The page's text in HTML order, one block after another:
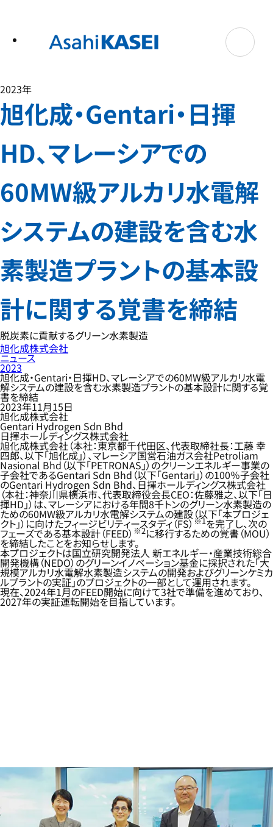
2023年
旭化成・Gentari・日揮
HD、マレーシアでの
60MW級アルカリ水電解
システムの建設を含む水
素製造プラントの基本設
計に関する覚書を締結
脱炭素に貢献するグリーン水素製造
旭化成株式会社
ニュース
2023
旭化成・Gentari・日揮HD、マレーシアでの60MW級アルカリ水電
解システムの建設を含む水素製造プラントの基本設計に関する覚
書を締結
2023年11月15日
旭化成株式会社
Gentari Hydrogen Sdn Bhd
日揮ホールディングス株式会社
旭化成株式会社（本社：東京都千代田区、代表取締社長：工藤 幸
四郎、以下「旭化成」）、マレーシア国営石油ガス会社Petroliam
Nasional Bhd（以下「PETRONAS」）のクリーンエネルギー事業の
子会社であるGentari Sdn Bhd（以下「Gentari」）の100％子会社
のGentari Hydrogen Sdn Bhd、日揮ホールディングス株式会社
（本社：神奈川県横浜市、代表取締役会長CEO：佐藤雅之、以下「日
揮HD」）は、マレーシアにおける年間8千トンのグリーン水素製造の
ための60MW級アルカリ水電解システムの建設（以下「本プロジェ
クト」）に向けたフィージビリティースタディ（FS）※1を完了し、次の
フェーズである基本設計（FEED） ※2に移行するための覚書（MOU）
を締結したことをお知らせします。
本プロジェクトは国立研究開発法人 新エネルギー・産業技術総合
開発機構（NEDO）のグリーンイノベーション基金に採択された「大
規模アルカリ水電解水素製造システムの開発およびグリーンケミカ
ルプラントの実証」のプロジェクトの一部として運用されます。
現在、2024年1月のFEED開始に向けて3社で準備を進めており、
2027年の実証運転開始を目指しています。